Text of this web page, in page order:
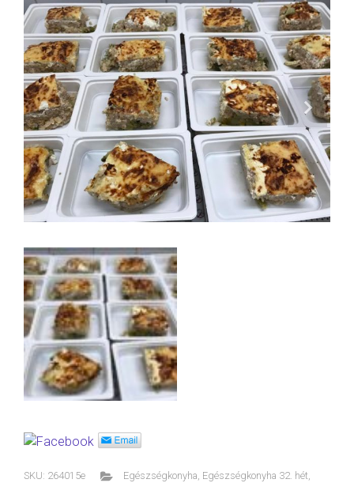
Next
SKU: 264015e Egészségkonyha, Egészségkonyha 32. hét,